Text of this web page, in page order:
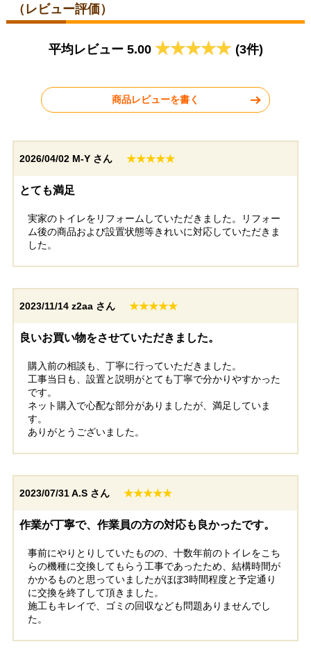
愛知県名古屋市
TOTO トイレ TSET-GG1-IVO-0
神奈川県横浜市
TOTO トイレ TSET-EX3AW-
（レビュー評価）
平均レビュー 5.00 (3件)
商品レビューを書く
2026/04/02 M-Y さん ★★★★★
とても満足
実家のトイレをリフォームしていただきました。リフォー
ム後の商品および設置状態等きれいに対応していただきま
した。
2023/11/14 z2aa さん ★★★★★
良いお買い物をさせていただきました。
購入前の相談も、丁寧に行っていただきました。
工事当日も、設置と説明がとても丁寧で分かりやすかった
です。
ネット購入で心配な部分がありましたが、満足していま
す。
ありがとうございました。
2023/07/31 A.S さん ★★★★★
作業が丁寧で、作業員の方の対応も良かったです。
事前にやりとりしていたものの、十数年前のトイレをこち
らの機種に交換してもらう工事であったため、結構時間が
かかるものと思っていましたがほぼ3時間程度と予定通り
に交換を終了して頂きました。
施工もキレイで、ゴミの回収なども問題ありませんでし
た。